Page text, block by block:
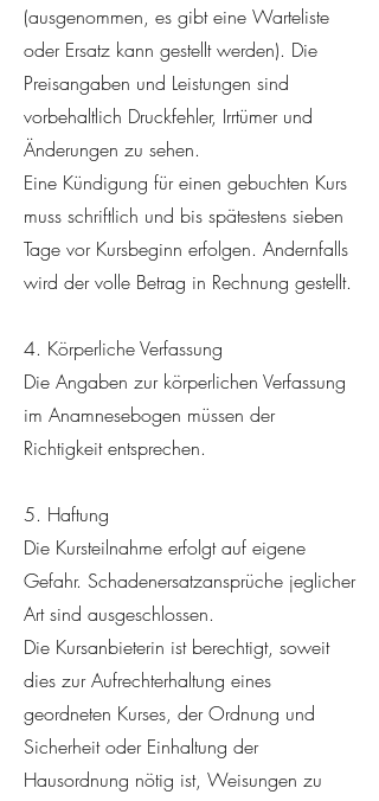
(ausgenommen, es gibt eine Warteliste
oder Ersatz kann gestellt werden). Die
Preisangaben und Leistungen sind
vorbehaltlich Druckfehler, Irrtümer und
Änderungen zu sehen.
Eine Kündigung für einen gebuchten Kurs
muss schriftlich und bis spätestens sieben
Tage vor Kursbeginn erfolgen. Andernfalls
wird der volle Betrag in Rechnung gestellt.
4. Körperliche Verfassung
Die Angaben zur körperlichen Verfassung
im Anamnesebogen müssen der
Richtigkeit entsprechen.
5. Haftung
Die Kursteilnahme erfolgt auf eigene
Gefahr. Schadenersatzansprüche jeglicher
Art sind ausgeschlossen.
Die Kursanbieterin ist berechtigt, soweit
dies zur Aufrechterhaltung eines
geordneten Kurses, der Ordnung und
Sicherheit oder Einhaltung der
Hausordnung nötig ist, Weisungen zu